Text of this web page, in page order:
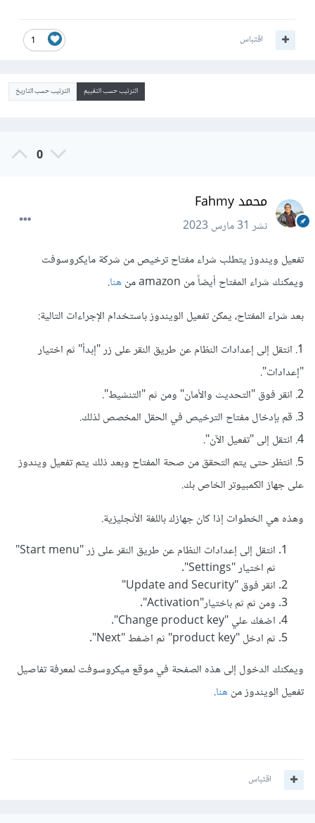
1 اقتباس
الترتيب حسب التقييم الترتيب حسب التاريخ
0
محمد Fahmy
نشر31 مارس 2023
تفعيل ويندوز يتطلب شراء مفتاح ترخيص من شركة مايكروسوفت
ويمكنك شراء المفتاح أيضاً من amazon من
هنا.
بعد شراء المفتاح، يمكن تفعيل الويندوز باستخدام الإجراءات التالية:
1. انتقل إلى إعدادات النظام عن طريق النقر على زر "إبدأ" ثم اختيار
"إعدادات".
2. انقر فوق "التحديث والأمان" ومن ثم "التنشيط".
3. قم بإدخال مفتاح الترخيص في الحقل المخصص لذلك.
4. انتقل إلى "تفعيل الآن".
5. انتظر حتى يتم التحقق من صحة المفتاح وبعد ذلك يتم تفعيل ويندوز
على جهاز الكمبيوتر الخاص بك.
وهذه هي الخطوات إذا كان جهازك باللغة الأنجليزية.
انتقل إلى إعدادات النظام عن طريق النقر على زر "Start menu"
ثم اختيار "Settings".
انقر فوق "Update and Security"
ومن ثم ثم باختيار"Activation".
اضغك علي "Change product key".
ثم ادخل "product key" ثم اضغط "Next".
ويمكنك الدخول إلى هذه الصفحة في موقع ميكروسوفت لمعرفة تفاصيل
تفعيل الويندوز منهنا.
اقتباس